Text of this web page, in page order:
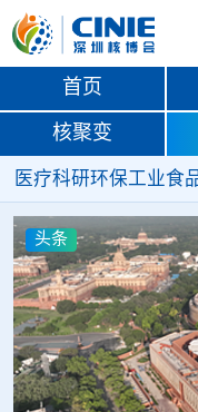
首页
核聚变
医疗科研环保工业食
头条